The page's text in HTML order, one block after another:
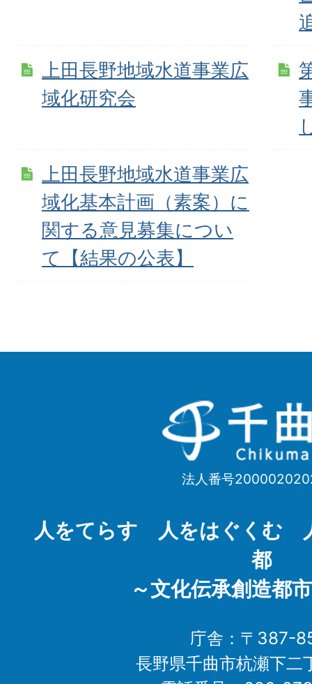
上田長野地域水道事業広
域化研究会
上田長野地域水道事業広
域化基本計画（素案）に
関する意見募集につい
て【結果の公表】
千
曲
Chikuma
法人番号
人をてらす 人をはぐくむ
都
～文化伝承創造都
庁舎：〒387-
長野県千曲市杭瀬下二